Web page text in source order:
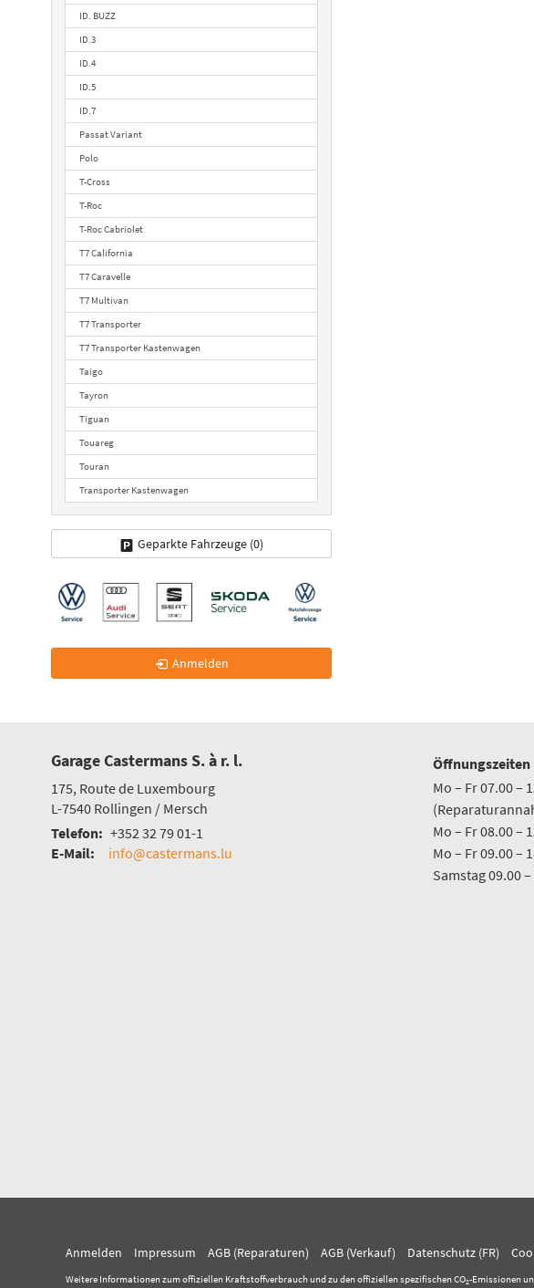
ID. BUZZ
ID.3
ID.4
ID.5
ID.7
Passat Variant
Polo
T-Cross
T-Roc
T-Roc Cabriolet
T7 California
T7 Caravelle
T7 Multivan
T7 Transporter
T7 Transporter Kastenwagen
Taigo
Tayron
Tiguan
Touareg
Touran
Transporter Kastenwagen
Geparkte Fahrzeuge (0)
Anmelden
Garage Castermans S. à r. l.
175, Route de Luxembourg
L-7540 Rollingen / Mersch
Telefon: +352 32 79 01-1
E-Mail:
info@castermans.lu
Öffnungszeiten
Mo – Fr 07.00 –
Mo – Fr 08.00 –
Mo – Fr 09.00 –
Samstag 09.00
Anmelden Impressum AGB (Reparaturen) AGB (Verkauf) Datenschutz (FR)
Weitere Informationen zum offiziellen Kraftstoffverbrauch und zu den offiziellen spezifischen CO2-Emissionen